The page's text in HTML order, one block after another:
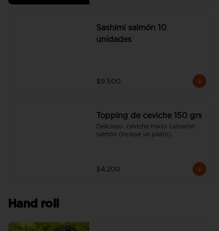
Sashimi salmón 10
unidades
$9.500
Topping de ceviche 150 grs
Delicioso  ceviche mixto camarón
salmón (incluye un palito).
$4.200
Hand roll